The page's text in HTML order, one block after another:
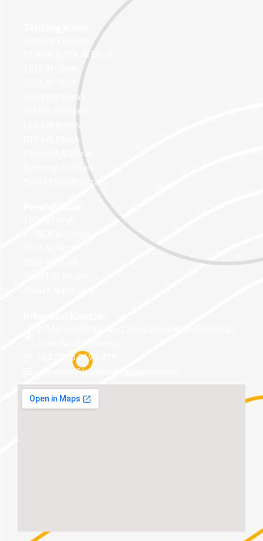
KOBER & TPA Al Fitrah
SMPIT Al Fitrah
SMAIT Al Fitrah
LTTQ Al Fitrah
DKM Al Fitrah
Koperasi Al Fitrah
Katering Al Fitrah
Baitul Maal Al Fitrah
+62 8518 3193 019
yayasanalfitrahbandung@gmail.com